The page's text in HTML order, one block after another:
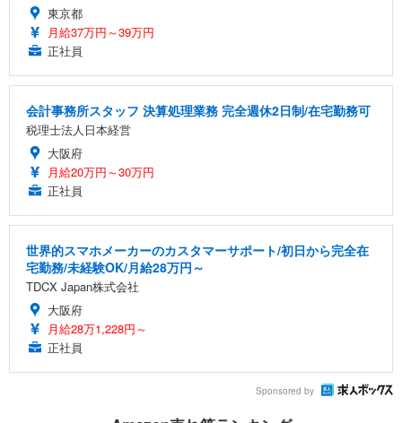
東京都
月給37万円～39万円
正社員
会計事務所スタッフ 決算処理業務 完全週休2日制/在宅勤務可
税理士法人日本経営
大阪府
月給20万円～30万円
正社員
世界的スマホメーカーのカスタマーサポート/初日から完全在
宅勤務/未経験OK/月給28万円～
TDCX Japan株式会社
大阪府
月給28万1,228円～
正社員
Sponsored by